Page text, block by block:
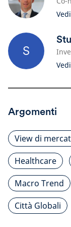
S
Argomenti
View di
Healthcare
Macro Trend
Città Globali